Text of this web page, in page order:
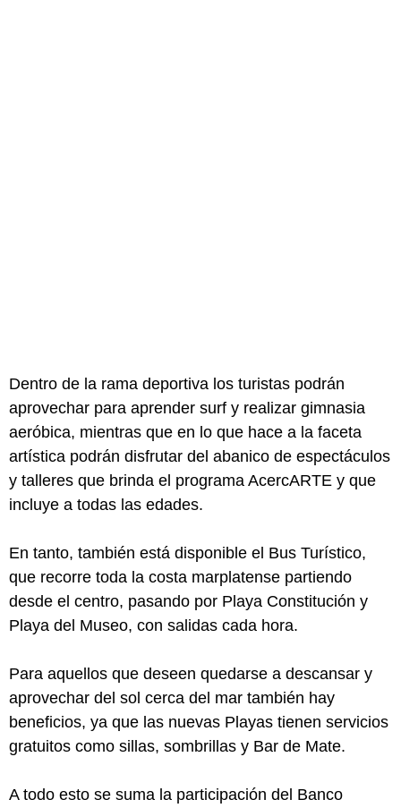
Dentro de la rama deportiva los turistas podrán
aprovechar para aprender surf y realizar gimnasia
aeróbica, mientras que en lo que hace a la faceta
artística podrán disfrutar del abanico de espectáculos
y talleres que brinda el programa AcercARTE y que
incluye a todas las edades.
En tanto, también está disponible el Bus Turístico,
que recorre toda la costa marplatense partiendo
desde el centro, pasando por Playa Constitución y
Playa del Museo, con salidas cada hora.
Para aquellos que deseen quedarse a descansar y
aprovechar del sol cerca del mar también hay
beneficios, ya que las nuevas Playas tienen servicios
gratuitos como sillas, sombrillas y Bar de Mate.
A todo esto se suma la participación del Banco